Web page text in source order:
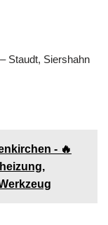
Staudt, Siershahn
- 🔥